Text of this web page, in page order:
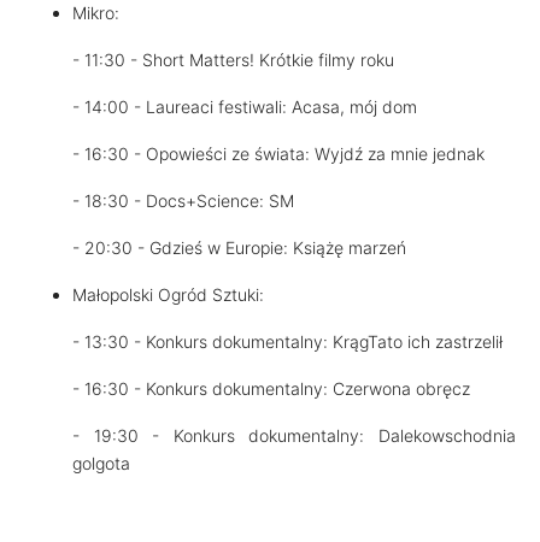
Mikro:
- 11:30 - Short Matters! Krótkie filmy roku
- 14:00 - Laureaci festiwali: Acasa, mój dom
- 16:30 - Opowieści ze świata: Wyjdź za mnie jednak
- 18:30 - Docs+Science: SM
- 20:30 - Gdzieś w Europie: Książę marzeń
Małopolski Ogród Sztuki:
- 13:30 - Konkurs dokumentalny: KrągTato ich zastrzelił
- 16:30 - Konkurs dokumentalny: Czerwona obręcz
- 19:30 - Konkurs dokumentalny: Dalekowschodnia
golgota